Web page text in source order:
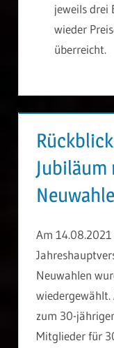
jeweils drei
wieder
überreicht.
Jubiläum
Am
Neuwahlen
wiedergewählt.
zum 30-
Mitglieder für